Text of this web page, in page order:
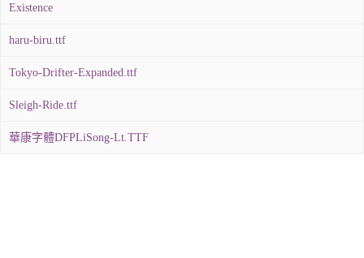
Existence
haru-biru.ttf
Tokyo-Drifter-Expanded.ttf
Sleigh-Ride.ttf
華康字體DFPLiSong-Lt.TTF